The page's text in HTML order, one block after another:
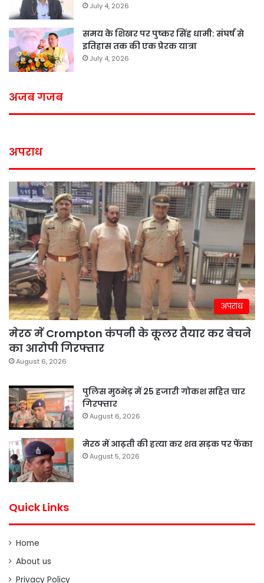
July 4, 2026
समय के शिखर पर पुष्कर सिंह धामी: संघर्ष से
इतिहास तक की एक प्रेरक यात्रा
July 4, 2026
अजब गजब
अपराध
अपराध
मेरठ में Crompton कंपनी के कूलर तैयार कर बेचने
का आरोपी गिरफ्तार
August 6, 2026
पुलिस मुठभेड़ में 25 हजारी गोकश सहित चार
गिरफ्तार
August 6, 2026
मेरठ में आढ़ती की हत्या कर शव सड़क पर फेंका
August 5, 2026
Quick Links
Home
About us
Privacy Policy